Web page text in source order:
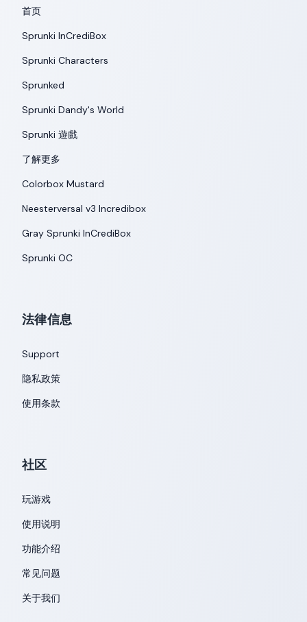
首页
Sprunki InCrediBox
Sprunki Characters
Sprunked
Sprunki Dandy's World
Sprunki 遊戲
了解更多
Colorbox Mustard
Neesterversal v3 Incredibox
Gray Sprunki InCrediBox
Sprunki OC
法律信息
Support
隐私政策
使用条款
社区
玩游戏
使用说明
功能介绍
常见问题
关于我们